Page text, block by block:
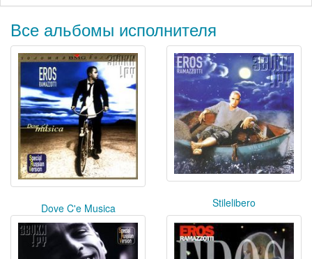
Все альбомы исполнителя
Dove C'e Musica Stilelibero